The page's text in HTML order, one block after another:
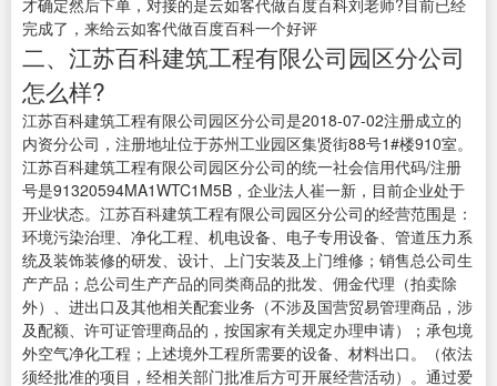
才确定然后下单，对接的是云如客代做百度百科刘老师?目前已经
完成了，来给云如客代做百度百科一个好评
二、江苏百科建筑工程有限公司园区分公司
怎么样?
江苏百科建筑工程有限公司园区分公司是2018-07-02注册成立的
内资分公司，注册地址位于苏州工业园区集贤街88号1#楼910室。
江苏百科建筑工程有限公司园区分公司的统一社会信用代码/注册
号是91320594MA1WTC1M5B，企业法人崔一新，目前企业处于
开业状态。江苏百科建筑工程有限公司园区分公司的经营范围是：
环境污染治理、净化工程、机电设备、电子专用设备、管道压力系
统及装饰装修的研发、设计、上门安装及上门维修；销售总公司生
产产品；总公司生产产品的同类商品的批发、佣金代理（拍卖除
外）、进出口及其他相关配套业务（不涉及国营贸易管理商品，涉
及配额、许可证管理商品的，按国家有关规定办理申请）；承包境
外空气净化工程；上述境外工程所需要的设备、材料出口。（依法
须经批准的项目，经相关部门批准后方可开展经营活动）。通过爱